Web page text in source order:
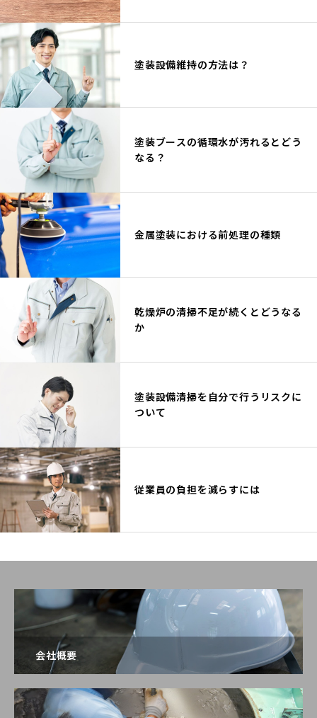
塗装設備維持の方法は？
塗装ブースの循環水が汚れるとどう
なる？
金属塗装における前処理の種類
乾燥炉の清掃不足が続くとどうなる
か
塗装設備清掃を自分で行うリスクに
ついて
従業員の負担を減らすには
会社概要